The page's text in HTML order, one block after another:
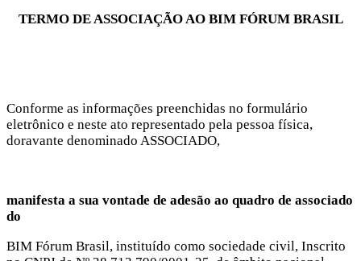
TERMO DE ASSOCIAÇÃO AO BIM FÓRUM BRASIL
Conforme as informações preenchidas no formulário
eletrônico e neste ato representado pela pessoa física,
doravante denominado ASSOCIADO,
manifesta a sua vontade de adesão ao quadro de associado
do
BIM Fórum Brasil, instituído como sociedade civil, Inscrito